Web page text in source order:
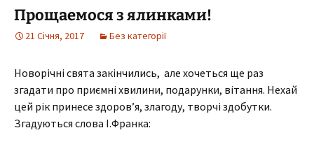
Прощаемося з ялинками!
21 Січня, 2017 Без категорії
Новорічні свята закінчились, але хочеться ще раз
згадати про приємні хвилини, подарунки, вітання. Нехай
цей рік принесе здоров’я, злагоду, творчі здобутки.
Згадуються слова І.Франка: